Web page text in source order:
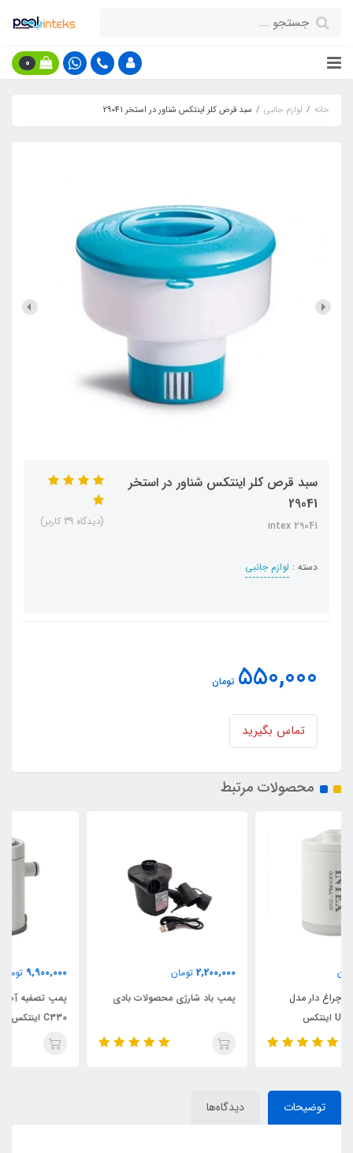
0
خانه لوازم جانبی سبد قرص کلر اینتکس شناور در استخر 29041
سبد قرص کلر اینتکس شناور در استخر
29041
intex 29041
دسته : لوازم جانبی
(دیدگاه 39 کاربر)
550,000 تومان
تماس بگیرید
محصولات مرتبط
پمپ باد شارژی محصولات بادی
پمپ تصفیه آب فیلتری جدید مدل
توضیحات دیدگاه‌ها